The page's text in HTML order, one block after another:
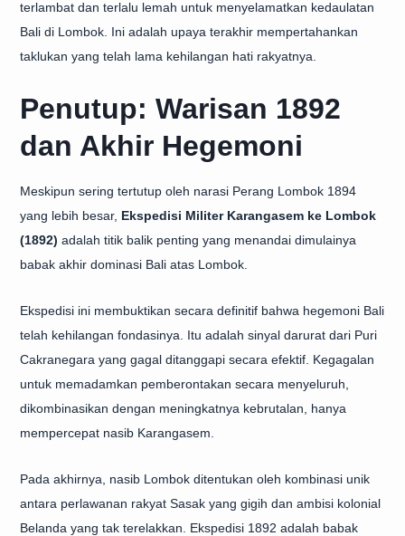
terlambat dan terlalu lemah untuk menyelamatkan kedaulatan
Bali di Lombok. Ini adalah upaya terakhir mempertahankan
taklukan yang telah lama kehilangan hati rakyatnya.
Penutup: Warisan 1892
dan Akhir Hegemoni
Meskipun sering tertutup oleh narasi Perang Lombok 1894
yang lebih besar, Ekspedisi Militer Karangasem ke Lombok
(1892) adalah titik balik penting yang menandai dimulainya
babak akhir dominasi Bali atas Lombok.
Ekspedisi ini membuktikan secara definitif bahwa hegemoni Bali
telah kehilangan fondasinya. Itu adalah sinyal darurat dari Puri
Cakranegara yang gagal ditanggapi secara efektif. Kegagalan
untuk memadamkan pemberontakan secara menyeluruh,
dikombinasikan dengan meningkatnya kebrutalan, hanya
mempercepat nasib Karangasem.
Pada akhirnya, nasib Lombok ditentukan oleh kombinasi unik
antara perlawanan rakyat Sasak yang gigih dan ambisi kolonial
Belanda yang tak terelakkan. Ekspedisi 1892 adalah babak